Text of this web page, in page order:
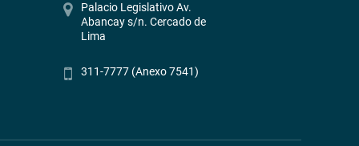
Palacio Legislativo Av.
Abancay s/n. Cercado de
Lima
311-7777 (Anexo 7541)